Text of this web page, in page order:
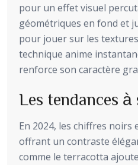
pour un effet visuel
géométriques en fond et
pour jouer sur les
technique anime
renforce son caractère
Les tendances
En 2024, les chiffres noirs
offrant un contraste
comme le terracotta